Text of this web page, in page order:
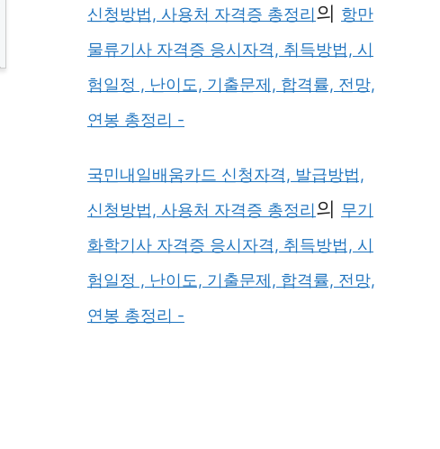
신청방법, 사용처 자격증 총정리의 항만
물류기사 자격증 응시자격, 취득방법, 시
험일정 , 난이도, 기출문제, 합격률, 전망,
연봉 총정리 -
국민내일배움카드 신청자격, 발급방법,
신청방법, 사용처 자격증 총정리의 무기
화학기사 자격증 응시자격, 취득방법, 시
험일정 , 난이도, 기출문제, 합격률, 전망,
연봉 총정리 -